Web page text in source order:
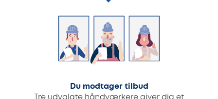
Du modtager tilbud
Tre udvalgte håndværkere giver dig et